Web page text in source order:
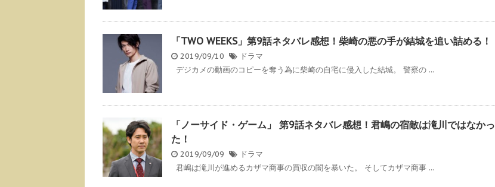
「TWO WEEKS」第9話ネタバレ感想！柴崎の悪の手が結城を追い詰める！
2019/09/10
ドラマ
デジカメの動画のコピーを奪う為に柴崎の自宅に侵入した結城。 警察の ...
「ノーサイド・ゲーム」 第9話ネタバレ感想！君嶋の宿敵は滝川ではなかっ
た！
2019/09/09
ドラマ
君嶋は滝川が進めるカザマ商事の買収の闇を暴いた。 そしてカザマ商事 ...